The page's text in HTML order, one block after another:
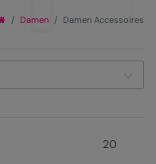
Damen Damen Accessoires